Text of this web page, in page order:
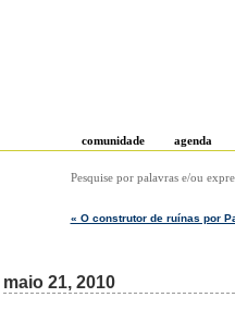
comunidade agenda
Pesquise por palavras e/ou
« O construtor de ruínas por
maio 21, 2010